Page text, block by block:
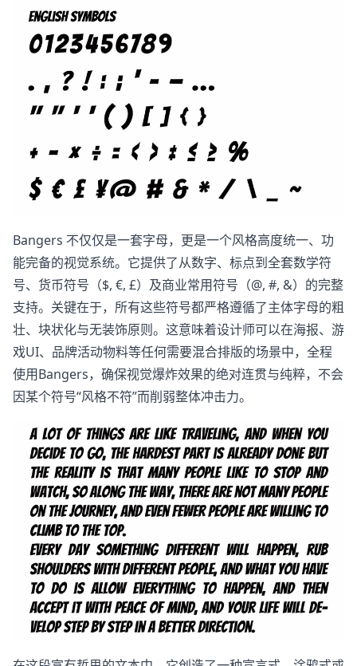
Bangers 不仅仅是一套字母，更是一个风格高度统一、功
能完备的视觉系统。它提供了从数字、标点到全套数学符
号、货币符号（$, €, £）及商业常用符号（@, #, &）的完整
支持。关键在于，所有这些符号都严格遵循了主体字母的粗
壮、块状化与无装饰原则。这意味着设计师可以在海报、游
戏UI、品牌活动物料等任何需要混合排版的场景中，全程
使用Bangers，确保视觉爆炸效果的绝对连贯与纯粹，不会
因某个符号“风格不符”而削弱整体冲击力。